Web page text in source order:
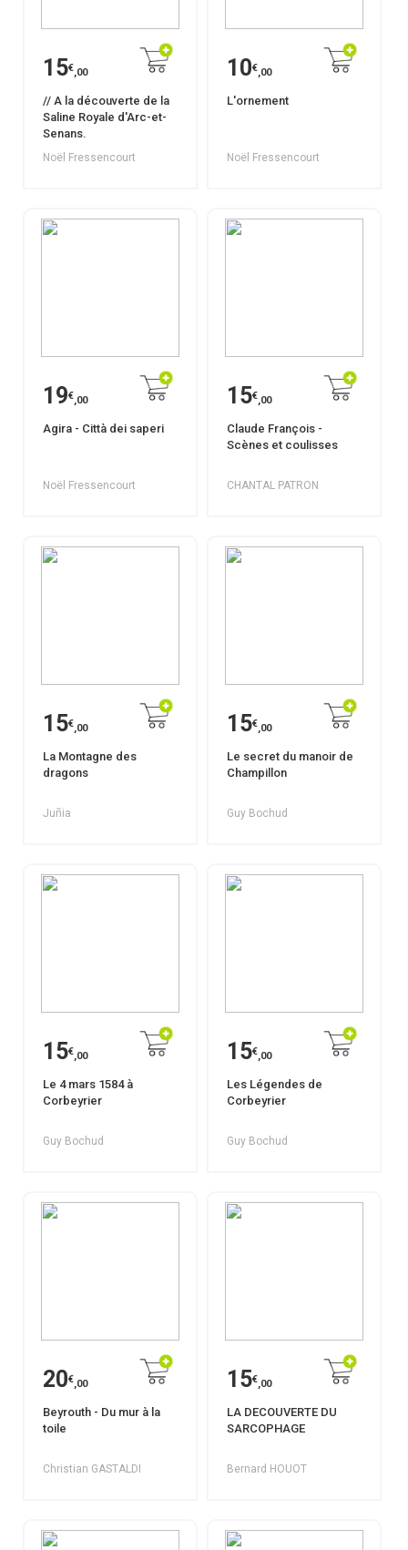
15€,00
// A la découverte de la
Saline Royale d'Arc-et-
Senans.
Noël Fressencourt
10€,00
L'ornement
Noël Fressencourt
19€,00
Agira - Città dei saperi
Noël Fressencourt
15€,00
Claude François -
Scènes et coulisses
CHANTAL PATRON
15€,00
La Montagne des
dragons
Juñia
15€,00
Le secret du manoir de
Champillon
Guy Bochud
15€,00
Le 4 mars 1584 à
Corbeyrier
Guy Bochud
15€,00
Les Légendes de
Corbeyrier
Guy Bochud
20€,00
Beyrouth - Du mur à la
toile
Christian GASTALDI
15€,00
LA DECOUVERTE DU
SARCOPHAGE
Bernard HOUOT